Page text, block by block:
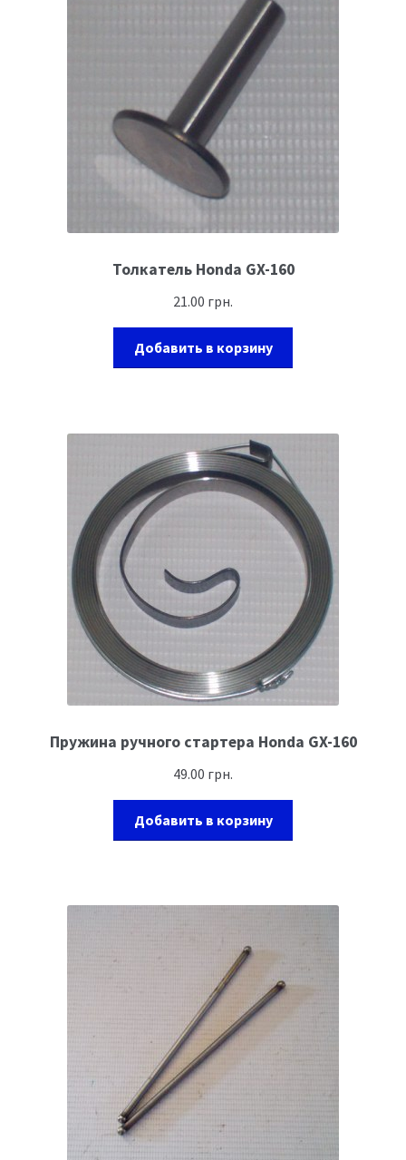
Толкатель Honda GX-160
21.00 грн.
Добавить в корзину
Пружина ручного стартера Honda GX-160
49.00 грн.
Добавить в корзину